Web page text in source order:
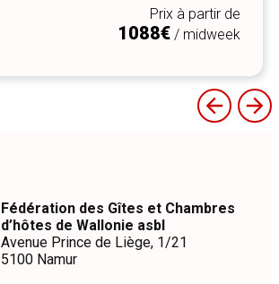
Prix à partir de
/ midweek
Fédération des Gîtes et Chambres
d’hôtes de Wallonie asbl
Avenue Prince de Liège, 1/21
5100 Namur